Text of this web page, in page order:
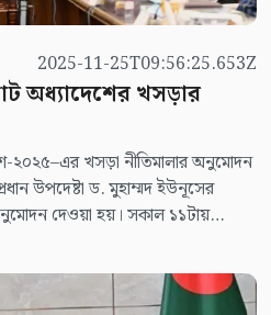
2025-11-25T09:56:25.653Z
অধ্যাদেশের খসড়ার
২০২৫–এর খসড়া নীতিমালার অনুমোদন
উপদেষ্টা ড. মুহাম্মদ ইউনূসের
দেওয়া হয়। সকাল ১১টায়